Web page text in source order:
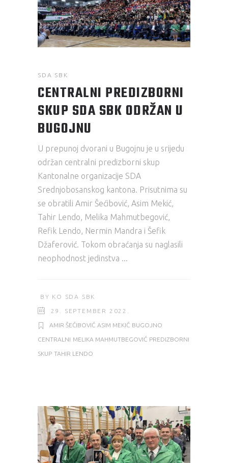
SDA SBK
CENTRALNI PREDIZBORNI
SKUP SDA SBK ODRŽAN U
BUGOJNU
U prepunoj dvorani u Bugojnu je u srijedu
održan centralni predizborni skup
Kantonalne organizacije SDA
Srednjobosanskog kantona. Prisutnima su
se obratili Amir Šećibović, Asim Mekić,
Tahir Lendo, Melika Mahmutbegović,
Refik Lendo, Nermin Mandra i Šefik
Džaferović. Tokom obraćanja su naglasili
neophodnost jedinstva
BY KO SDA SBK
29. SEPTEMBER 2022.
AMIR ŠEĆIBOVIĆ ASIM MEKIĆ BUGOJNO
CENTRALNI MELIKA MAHMUTBEGOVIĆ PREDIZBORNI
SKUP TAHIR LENDO